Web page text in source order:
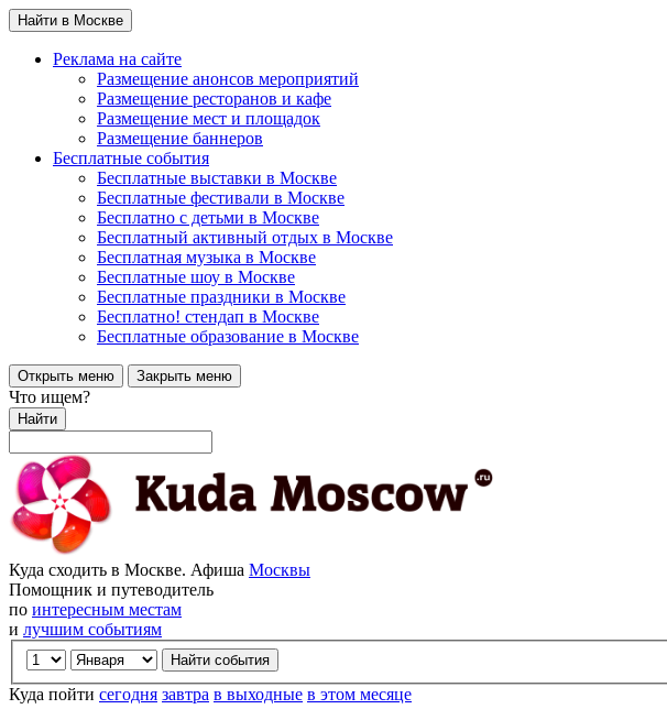
Найти в Москве
Реклама на сайте
Размещение анонсов мероприятий
Размещение ресторанов и кафе
Размещение мест и площадок
Размещение баннеров
Бесплатные события
Бесплатные выставки в Москве
Бесплатные фестивали в Москве
Бесплатно с детьми в Москве
Бесплатный активный отдых в Москве
Бесплатная музыка в Москве
Бесплатные шоу в Москве
Бесплатные праздники в Москве
Бесплатно! стендап в Москве
Бесплатные образование в Москве
Открыть меню Закрыть меню
Что ищем?
Найти
Куда сходить в Москве. Афиша Москвы
Помощник и путеводитель
по интересным местам
и лучшим событиям
Куда пойти сегодня завтра в выходные в этом месяце